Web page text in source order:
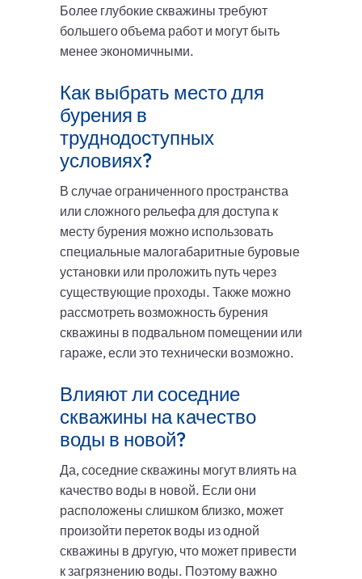
Более глубокие скважины требуют
большего объема работ и могут быть
менее экономичными.
Как выбрать место для
бурения в
труднодоступных
условиях?
В случае ограниченного пространства
или сложного рельефа для доступа к
месту бурения можно использовать
специальные малогабаритные буровые
установки или проложить путь через
существующие проходы. Также можно
рассмотреть возможность бурения
скважины в подвальном помещении или
гараже, если это технически возможно.
Влияют ли соседние
скважины на качество
воды в новой?
Да, соседние скважины могут влиять на
качество воды в новой. Если они
расположены слишком близко, может
произойти переток воды из одной
скважины в другую, что может привести
к загрязнению воды. Поэтому важно